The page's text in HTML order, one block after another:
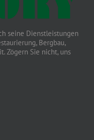
seine Dienstleistungen
Bergbau,
Zögern Sie nicht, uns